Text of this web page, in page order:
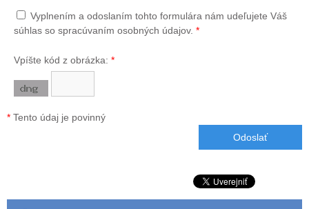
Vyplnením a odoslaním tohto formulára nám udeľujete Váš
súhlas so spracúvaním osobných údajov. *
Vpíšte kód z obrázka: *
* Tento údaj je povinný